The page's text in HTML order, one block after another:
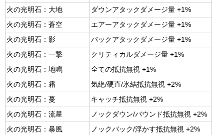
火の光明石：大地
ダウンアタックダメージ量 +1%
火の光明石：蒼空
エアーアタックダメージ量 +1%
火の光明石：影
バックアタックダメージ量 +1%
火の光明石：一撃
クリティカルダメージ量 +1%
火の光明石：地鳴
全ての抵抗無視 +1%
火の光明石：霜
気絶/硬直/氷結抵抗無視 +2%
火の光明石：蔓
キャッチ抵抗無視 +2%
火の光明石：流星
ノックダウン/バウンド抵抗無視 +2%
火の光明石：暴風
ノックバック/浮かす抵抗無視 +2%